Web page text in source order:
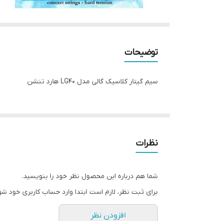
توضیحات
سیم گیتار کلاسیک گالی مدل LG40 هارد تنشن
نظرات
شما هم درباره این محصول نظر خود را بنویسید.
برای ثبت نظر، لازم است ابتدا وارد حساب کاربری خود
افزودن نظر